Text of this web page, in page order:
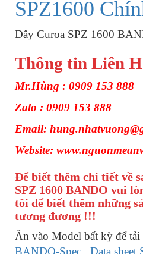
SPZ1600
Dây Curoa SPZ 1600
Thông tin Liên
Mr.Hùng : 0909 153 888
Zalo : 0909 153 888
Email:
Website:
Để biết thêm chi tiết về
SPZ 1600 BANDO vui
tôi để biết thêm những
tương đương !!!
Ân vào Model bất kỳ để tải
BANDO-Spec , Data